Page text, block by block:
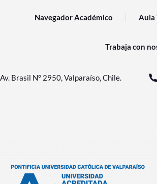
Navegador Académico
Trabaja con
Av. Brasil N° 2950, Valparaíso, Chile.